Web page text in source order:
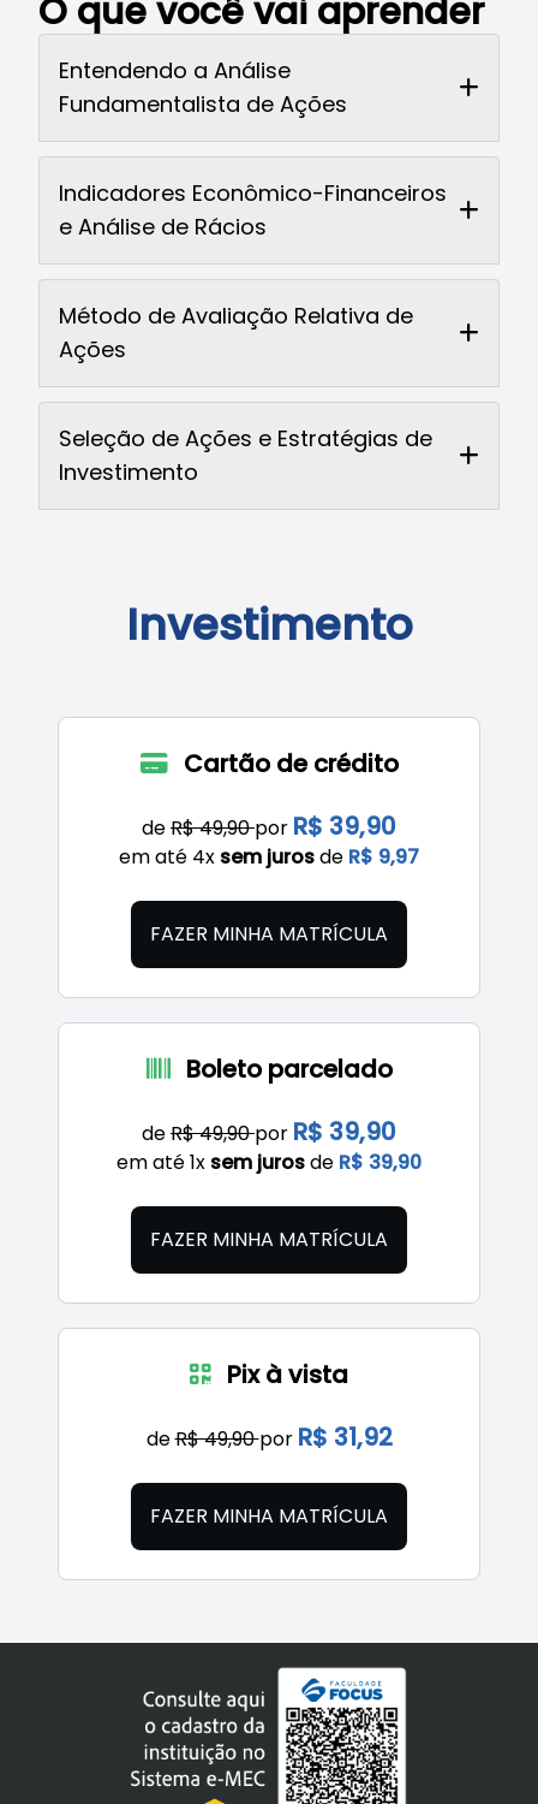
O que você vai aprender
Entendendo a Análise
Fundamentalista de Ações
Indicadores Econômico-Financeiros
e Análise de Rácios
Método de Avaliação Relativa de
Ações
Seleção de Ações e Estratégias de
Investimento
Investimento
Cartão de crédito
deR$ 49,90por R$ 39,90
em até 4x sem jurosde R$ 9,97
FAZER MINHA MATRÍCULA
Boleto parcelado
deR$ 49,90por R$ 39,90
em até 1x sem jurosde R$ 39,90
FAZER MINHA MATRÍCULA
Pix à vista
deR$ 49,90por R$ 31,92
FAZER MINHA MATRÍCULA